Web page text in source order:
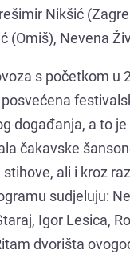
Nikšić
(Omiš), Nevena
s početkom u
događanja, a to
čakavske
ali i kroz
sudjeluju:
Igor Lesica,
dvorišta